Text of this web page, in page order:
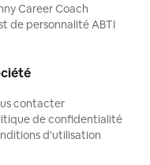
Career Coach
de personnalité ABTI
contacter
de confidentialité
d'utilisation